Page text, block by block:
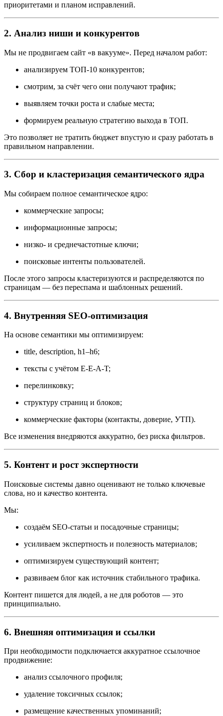
приоритетами и планом исправлений.
2. Анализ ниши и конкурентов
Мы не продвигаем сайт «в вакууме». Перед началом работ:
анализируем ТОП-10 конкурентов;
смотрим, за счёт чего они получают трафик;
выявляем точки роста и слабые места;
формируем реальную стратегию выхода в ТОП.
Это позволяет не тратить бюджет впустую и сразу работать в
правильном направлении.
3. Сбор и кластеризация семантического ядра
Мы собираем полное семантическое ядро:
коммерческие запросы;
информационные запросы;
низко- и среднечастотные ключи;
поисковые интенты пользователей.
После этого запросы кластеризуются и распределяются по
страницам — без переспама и шаблонных решений.
4. Внутренняя SEO-оптимизация
На основе семантики мы оптимизируем:
title, description, h1–h6;
тексты с учётом E-E-A-T;
перелинковку;
структуру страниц и блоков;
коммерческие факторы (контакты, доверие, УТП).
Все изменения внедряются аккуратно, без риска фильтров.
5. Контент и рост экспертности
Поисковые системы давно оценивают не только ключевые
слова, но и качество контента.
Мы:
создаём SEO-статьи и посадочные страницы;
усиливаем экспертность и полезность материалов;
оптимизируем существующий контент;
развиваем блог как источник стабильного трафика.
Контент пишется для людей, а не для роботов — это
принципиально.
6. Внешняя оптимизация и ссылки
При необходимости подключается аккуратное ссылочное
продвижение:
анализ ссылочного профиля;
удаление токсичных ссылок;
размещение качественных упоминаний;